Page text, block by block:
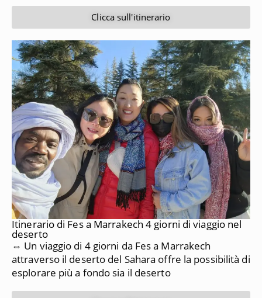
Clicca sull'itinerario
Itinerario di Fes a Marrakech 4 giorni di viaggio nel
deserto
⇔ Un viaggio di 4 giorni da Fes a Marrakech
attraverso il deserto del Sahara offre la possibilità di
esplorare più a fondo sia il deserto